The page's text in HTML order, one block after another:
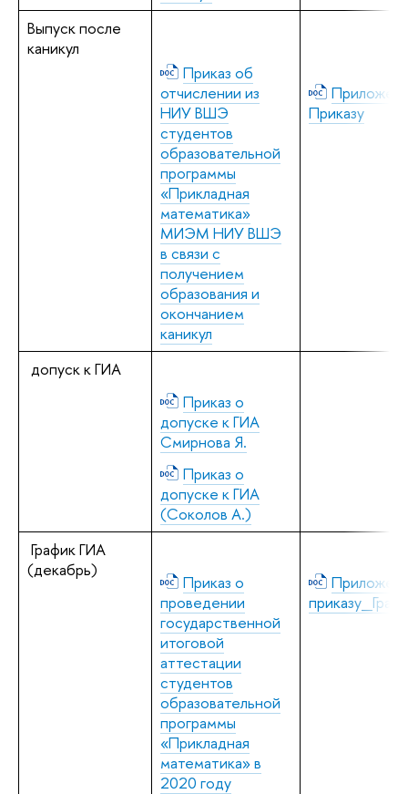
Выпуск после
каникул
Приказ об
отчислении из
НИУ ВШЭ
студентов
образовательной
программы
«Прикладная
математика»
МИЭМ НИУ ВШЭ
в связи с
получением
образования и
окончанием
каникул
Приказу
допуск к ГИА
Приказ о
допуске к ГИА
Смирнова Я.
Приказ о
допуске к ГИА
(Соколов А.)
График ГИА
(декабрь)
Приказ о
проведении
государственной
итоговой
аттестации
студентов
образовательной
программы
«Прикладная
математика» в
2020 году